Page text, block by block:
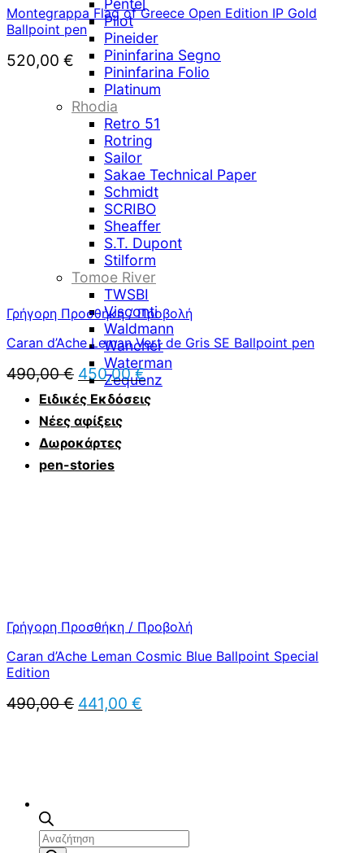
Pentel
Pilot
Pineider
Pininfarina Segno
Pininfarina Folio
Platinum
Rhodia
Retro 51
Rotring
Sailor
Sakae Technical Paper
Schmidt
SCRIBO
Sheaffer
S.T. Dupont
Stilform
Tomoe River
TWSBI
Visconti
Waldmann
Wancher
Waterman
Zequenz
Ειδικές Εκδόσεις
Νέες αφίξεις
Δωροκάρτες
pen-stories
Αναζήτηση
Montegrappa Flag of Greece Open Edition IP Gold
Ballpoint pen
520,00 €
Γρήγορη Προσθήκη / Προβολή
Caran d’Ache Leman Vert de Gris SE Ballpoint pen
490,00€ Original
price
was:
490,00 €.
450,00€Η
τρέχουσα
τιμή
Γρήγορη Προσθήκη / Προβολή
Caran d’Ache Leman Cosmic Blue Ballpoint Special
Edition
490,00€ Original
price
441,00 €